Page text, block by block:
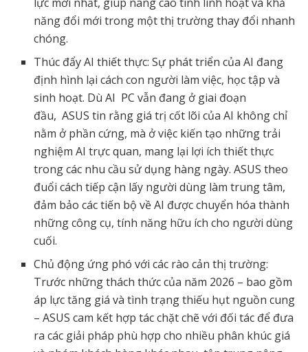
năng đổi mới trong một thị trường thay đổi nhanh
chóng.
Thúc đẩy AI thiết thực: Sự phát triển của AI đang
định hình lại cách con người làm việc, học tập và
sinh hoạt. Dù AI PC vẫn đang ở giai đoạn
đầu,ASUS tin rằng giá trị cốt lõi của AI không chỉ
nằm ở phần cứng, mà ở việc kiến tạo những trải
nghiệm AI trực quan, mang lại lợi ích thiết thực
trong các nhu cầu sử dụng hàng ngày. ASUS theo
đuổi cách tiếp cận lấy người dùng làm trung tâm,
đảm bảo các tiến bộ về AI được chuyển hóa thành
những công cụ, tính năng hữu ích cho người dùng
cuối.
Chủ động ứng phó với các rào cản thị trường:
Trước những thách thức của năm 2026 – bao gồm
áp lực tăng giá và tình trạng thiếu hụt nguồn cung
– ASUS cam kết hợp tác chặt chẽ với đối tác để đưa
ra các giải pháp phù hợp cho nhiều phân khúc giá